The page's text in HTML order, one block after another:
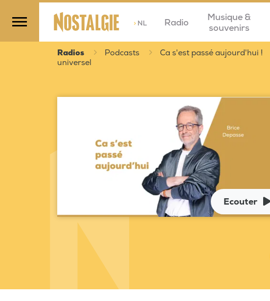
>NL Radio
Musique &
souvenirs
Radios Podcasts Ca s'est passé aujourd'hui !
universel
Ecouter